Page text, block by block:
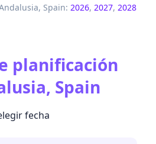
Spain: 2026, 2027, 2028
planificación
Spain
fecha